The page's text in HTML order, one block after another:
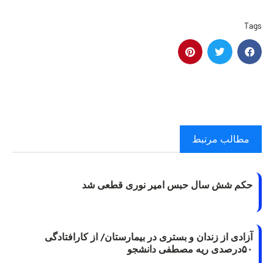
Tags
مطالب مرتبط
حکم شش سال حبس امیر نوری قطعی شد
آزادی از زندان و بستری در بیمارستان/ از کارافتادگی
۵۰درصدی ریه مصطفی دانشجو